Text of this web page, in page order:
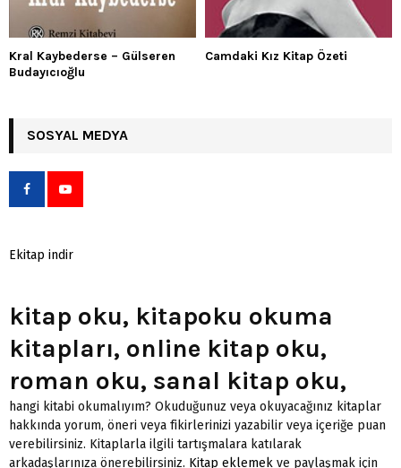
Kral Kaybederse – Gülseren
Budayıcıoğlu
Camdaki Kız Kitap Özeti
SOSYAL MEDYA
Ekitap indir
kitap oku, kitapoku okuma
kitapları, online kitap oku,
roman oku, sanal kitap oku,
hangi kitabi okumalıyım? Okuduğunuz veya okuyacağınız kitaplar
hakkında yorum, öneri veya fikirlerinizi yazabilir veya içeriğe puan
verebilirsiniz. Kitaplarla ilgili tartışmalara katılarak
arkadaşlarınıza önerebilirsiniz. Kitap eklemek ve paylaşmak için